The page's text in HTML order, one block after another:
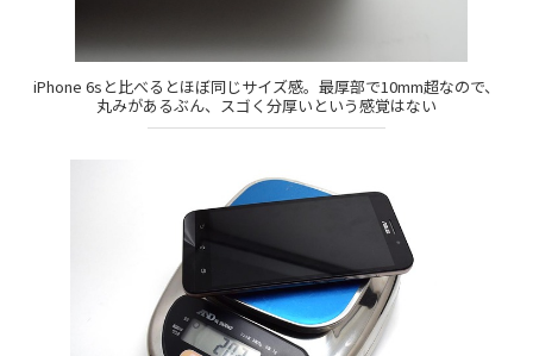
iPhone 6sと比べるとほぼ同じサイズ感。最厚部で10mm超なので、
丸みがあるぶん、スゴく分厚いという感覚はない